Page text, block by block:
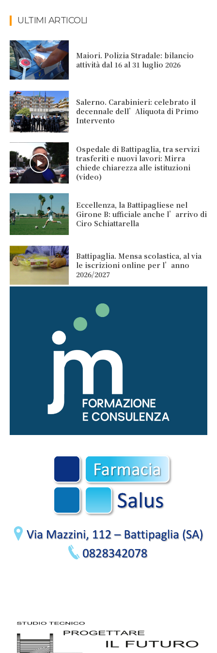
ULTIMI ARTICOLI
Maiori. Polizia Stradale: bilancio
attività dal 16 al 31 luglio 2026
Salerno. Carabinieri: celebrato il
decennale dell’Aliquota di Primo
Intervento
Ospedale di Battipaglia, tra servizi
trasferiti e nuovi lavori: Mirra
chiede chiarezza alle istituzioni
(video)
Eccellenza, la Battipagliese nel
Girone B: ufficiale anche l’arrivo di
Ciro Schiattarella
Battipaglia. Mensa scolastica, al via
le iscrizioni online per l’anno
2026/2027